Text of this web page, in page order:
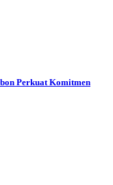
Perkuat Komitmen